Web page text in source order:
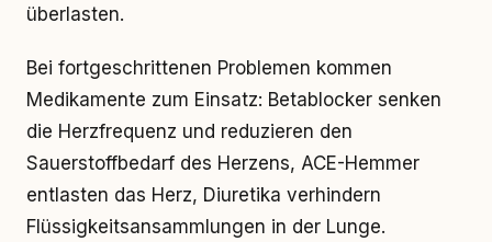
überlasten.
Bei fortgeschrittenen Problemen kommen
Medikamente zum Einsatz: Betablocker senken
die Herzfrequenz und reduzieren den
Sauerstoffbedarf des Herzens, ACE-Hemmer
entlasten das Herz, Diuretika verhindern
Flüssigkeitsansammlungen in der Lunge.